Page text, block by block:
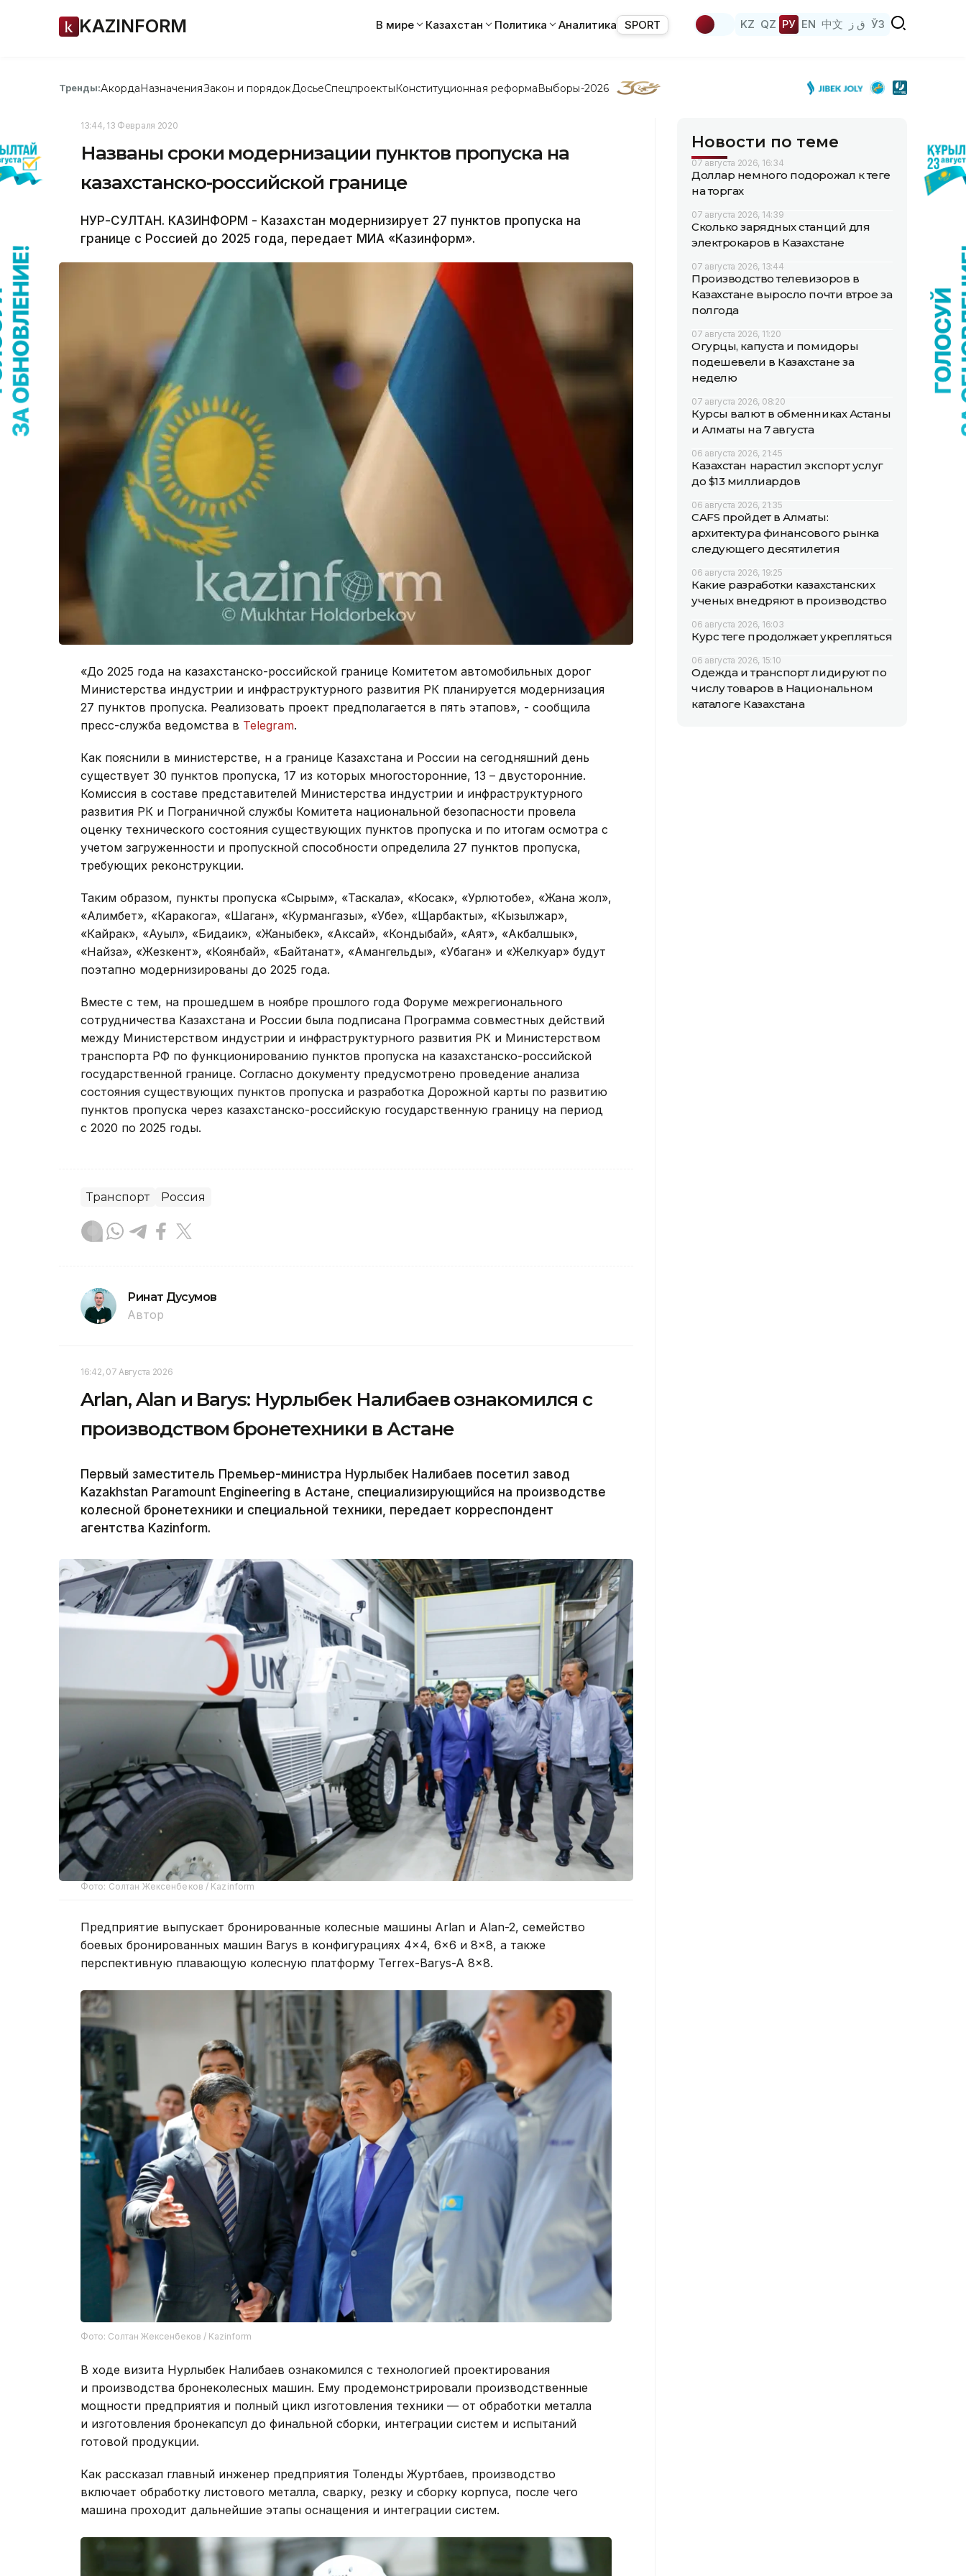
KAZINFORM В мире Казахстан Политика Аналитика SPORT KZ QZ РУ EN 中文 ق ز ЎЗ
Тренды:АкордаНазначенияЗакон и порядок ДосьеСпецпроектыКонституционная реформаВыборы-2026
13:44, 13 Февраля 2020
Названы сроки модернизации пунктов пропуска на
казахстанско-российской границе
НУР-СУЛТАН. КАЗИНФОРМ - Казахстан модернизирует 27 пунктов пропуска на
границе с Россией до 2025 года, передает МИА «Казинформ».
«До 2025 года на казахстанско-российской границе Комитетом автомобильных дорог
Министерства индустрии и инфраструктурного развития РК планируется модернизация
27 пунктов пропуска. Реализовать проект предполагается в пять этапов», - сообщила
пресс-служба ведомства в Telegram.
Как пояснили в министерстве, н а границе Казахстана и России на сегодняшний день
существует 30 пунктов пропуска, 17 из которых многосторонние, 13 – двусторонние.
Комиссия в составе представителей Министерства индустрии и инфраструктурного
развития РК и Пограничной службы Комитета национальной безопасности провела
оценку технического состояния существующих пунктов пропуска и по итогам осмотра с
учетом загруженности и пропускной способности определила 27 пунктов пропуска,
требующих реконструкции.
Таким образом, пункты пропуска «Сырым», «Таскала», «Косак», «Урлютобе», «Жана жол»,
«Алимбет», «Каракога», «Шаган», «Курмангазы», «Убе», «Щарбакты», «Кызылжар»,
«Кайрак», «Ауыл», «Бидаик», «Жаныбек», «Аксай», «Кондыбай», «Аят», «Акбалшык»,
«Найза», «Жезкент», «Коянбай», «Байтанат», «Амангельды», «Убаган» и «Желкуар» будут
поэтапно модернизированы до 2025 года.
Вместе с тем, на прошедшем в ноябре прошлого года Форуме межрегионального
сотрудничества Казахстана и России была подписана Программа совместных действий
между Министерством индустрии и инфраструктурного развития РК и Министерством
транспорта РФ по функционированию пунктов пропуска на казахстанско-российской
государственной границе. Согласно документу предусмотрено проведение анализа
состояния существующих пунктов пропуска и разработка Дорожной карты по развитию
пунктов пропуска через казахстанско-российскую государственную границу на период
с 2020 по 2025 годы.
Транспорт Россия
Ринат Дусумов
Автор
16:42, 07 Августа 2026
Arlan, Alan и Barys: Нурлыбек Налибаев ознакомился с
производством бронетехники в Астане
Первый заместитель Премьер-министра Нурлыбек Налибаев посетил завод
Kazakhstan Paramount Engineering в Астане, специализирующийся на производстве
колесной бронетехники и специальной техники, передает корреспондент
агентства Kazinform.
Фото: Солтан Жексенбеков / Kazinform
Предприятие выпускает бронированные колесные машины Arlan и Alan-2, семейство
боевых бронированных машин Barys в конфигурациях 4×4, 6×6 и 8×8, а также
перспективную плавающую колесную платформу Terrex-Barys-A 8×8.
Фото: Солтан Жексенбеков / Kazinform
В ходе визита Нурлыбек Налибаев ознакомился с технологией проектирования
и производства бронеколесных машин. Ему продемонстрировали производственные
мощности предприятия и полный цикл изготовления техники — от обработки металла
и изготовления бронекапсул до финальной сборки, интеграции систем и испытаний
готовой продукции.
Как рассказал главный инженер предприятия Толенды Журтбаев, производство
включает обработку листового металла, сварку, резку и сборку корпуса, после чего
машина проходит дальнейшие этапы оснащения и интеграции систем.
Новости по теме
07 августа 2026, 16:34
Доллар немного подорожал к теңге
на торгах
07 августа 2026, 14:39
Сколько зарядных станций для
электрокаров в Казахстане
07 августа 2026, 13:44
Производство телевизоров в
Казахстане выросло почти втрое за
полгода
07 августа 2026, 11:20
Огурцы, капуста и помидоры
подешевели в Казахстане за
неделю
07 августа 2026, 08:20
Курсы валют в обменниках Астаны
и Алматы на 7 августа
06 августа 2026, 21:45
Казахстан нарастил экспорт услуг
до $13 миллиардов
06 августа 2026, 21:35
CAFS пройдет в Алматы:
архитектура финансового рынка
следующего десятилетия
06 августа 2026, 19:25
Какие разработки казахстанских
ученых внедряют в производство
06 августа 2026, 16:03
Курс теңге продолжает укрепляться
06 августа 2026, 15:10
Одежда и транспорт лидируют по
числу товаров в Национальном
каталоге Казахстана